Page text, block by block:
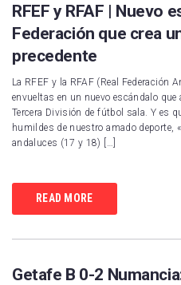
RFEF y RFAF | Nuevo
Federación que crea
precedente
La RFEF y la RFAF (Real Federación
envueltas en un nuevo escándalo
Tercera División de fútbol sala. Y es
humildes de nuestro amado deporte,
andaluces (17 y 18) […]
READ MORE
Getafe B 0-2